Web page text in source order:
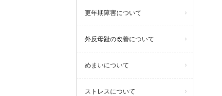
更年期障害について
外反母趾の改善について
めまいについて
ストレスについて